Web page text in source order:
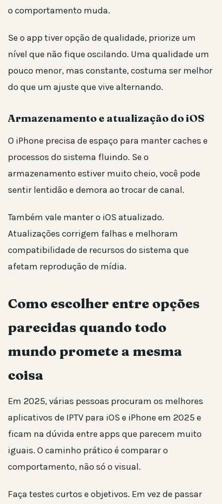
o comportamento muda.
Se o app tiver opção de qualidade, priorize um
nível que não fique oscilando. Uma qualidade um
pouco menor, mas constante, costuma ser melhor
do que um ajuste que vive alternando.
Armazenamento e atualização do iOS
O iPhone precisa de espaço para manter caches e
processos do sistema fluindo. Se o
armazenamento estiver muito cheio, você pode
sentir lentidão e demora ao trocar de canal.
Também vale manter o iOS atualizado.
Atualizações corrigem falhas e melhoram
compatibilidade de recursos do sistema que
afetam reprodução de mídia.
Como escolher entre opções
parecidas quando todo
mundo promete a mesma
coisa
Em 2025, várias pessoas procuram os melhores
aplicativos de IPTV para iOS e iPhone em 2025 e
ficam na dúvida entre apps que parecem muito
iguais. O caminho prático é comparar o
comportamento, não só o visual.
Faça testes curtos e objetivos. Em vez de passar